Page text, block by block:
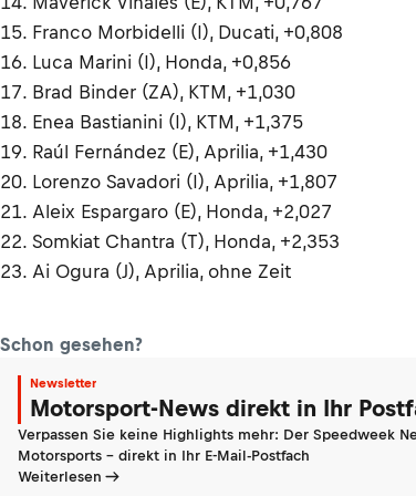
15. Franco Morbidelli (I), Ducati, +0,808
16. Luca Marini (I), Honda, +0,856
17. Brad Binder (ZA), KTM, +1,030
18. Enea Bastianini (I), KTM, +1,375
19. Raúl Fernández (E), Aprilia, +1,430
20. Lorenzo Savadori (I), Aprilia, +1,807
21. Aleix Espargaro (E), Honda, +2,027
22. Somkiat Chantra (T), Honda, +2,353
23. Ai Ogura (J), Aprilia, ohne Zeit
Schon gesehen?
Newsletter
Motorsport-News direkt in Ihr
Verpassen Sie keine Highlights mehr: Der Speedweek
Motorsports - direkt in Ihr E-Mail-Postfach
Weiterlesen